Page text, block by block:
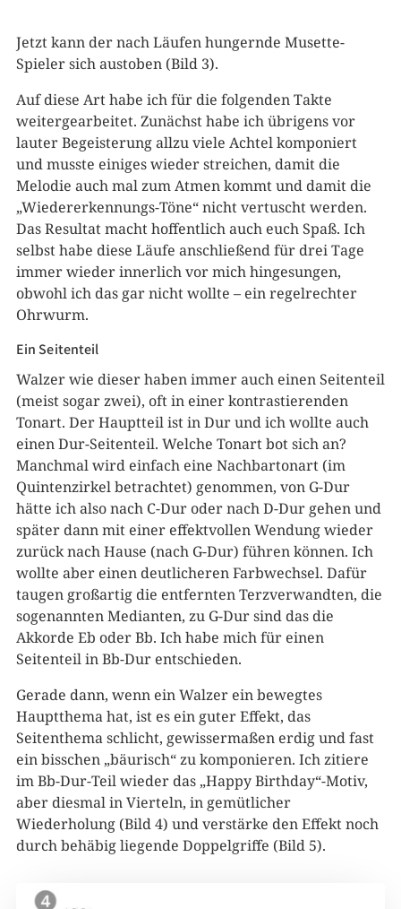
Jetzt kann der nach Läufen hungernde Musette-
Spieler sich austoben (Bild 3).
Auf diese Art habe ich für die folgenden Takte
weitergearbeitet. Zunächst habe ich übrigens vor
lauter Begeisterung allzu viele Achtel komponiert
und musste einiges wieder streichen, damit die
Melodie auch mal zum Atmen kommt und damit die
„Wiedererkennungs-Töne“ nicht vertuscht werden.
Das Resultat macht hoffentlich auch euch Spaß. Ich
selbst habe diese Läufe anschließend für drei Tage
immer wieder innerlich vor mich hingesungen,
obwohl ich das gar nicht wollte – ein regelrechter
Ohrwurm.
Ein Seitenteil
Walzer wie dieser haben immer auch einen Seitenteil
(meist sogar zwei), oft in einer kontrastierenden
Tonart. Der Hauptteil ist in Dur und ich wollte auch
einen Dur-Seitenteil. Welche Tonart bot sich an?
Manchmal wird einfach eine Nachbartonart (im
Quintenzirkel betrachtet) genommen, von G-Dur
hätte ich also nach C-Dur oder nach D-Dur gehen und
später dann mit einer effektvollen Wendung wieder
zurück nach Hause (nach G-Dur) führen können. Ich
wollte aber einen deutlicheren Farbwechsel. Dafür
taugen großartig die entfernten Terzverwandten, die
sogenannten Medianten, zu G-Dur sind das die
Akkorde Eb oder Bb. Ich habe mich für einen
Seitenteil in Bb-Dur entschieden.
Gerade dann, wenn ein Walzer ein bewegtes
Hauptthema hat, ist es ein guter Effekt, das
Seitenthema schlicht, gewissermaßen erdig und fast
ein bisschen „bäurisch“ zu komponieren. Ich zitiere
im Bb-Dur-Teil wieder das „Happy Birthday“-Motiv,
aber diesmal in Vierteln, in gemütlicher
Wiederholung (Bild 4) und verstärke den Effekt noch
durch behäbig liegende Doppelgriffe (Bild 5).